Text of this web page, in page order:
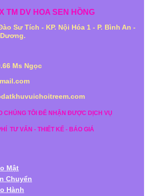
TM DV HOA SEN HỒNG
Sư Tích - KP. Nội Hóa 1 - P. Bình An -
Ms Ngọc
CHÚNG TÔI ĐỂ NHẬN ĐƯỢC DỊCH VỤ
TƯ VẤN - THIẾT KẾ - BÁO GIÁ
Mật
Chuyển
Hành